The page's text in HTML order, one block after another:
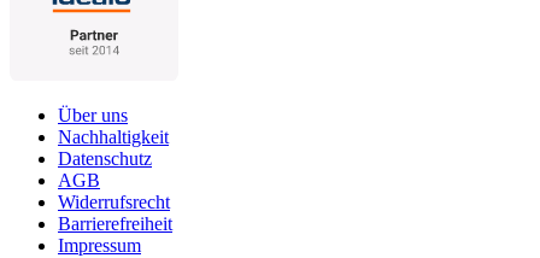
Über uns
Nachhaltigkeit
Datenschutz
AGB
Widerrufsrecht
Barrierefreiheit
Impressum